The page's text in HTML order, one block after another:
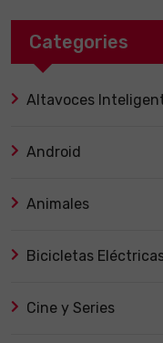
Categories
Altavoces
Android
Animales
Bicicletas
Cine y Series